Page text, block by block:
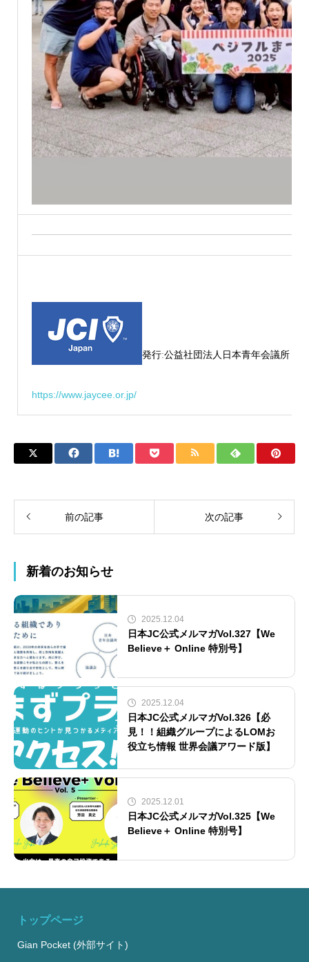
発行ː公益社団法人日本青年会議所
https://www.jaycee.or.jp/
前の記事 次の記事
新着のお知らせ
2025.12.04
日本JC公式メルマガVol.327【We
Believe＋ Online 特別号】
2025.12.04
日本JC公式メルマガVol.326【必
見！！組織グループによるLOMお
役立ち情報 世界会議アワード版】
2025.12.01
日本JC公式メルマガVol.325【We
Believe＋ Online 特別号】
トップページ
Gian Pocket (外部サイト)